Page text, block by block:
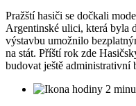
Pražští hasiči se dočkali
Argentinské ulici, která byla
výstavbu umožnilo
na stát. Příští rok zde
budovat ještě administrativní
2